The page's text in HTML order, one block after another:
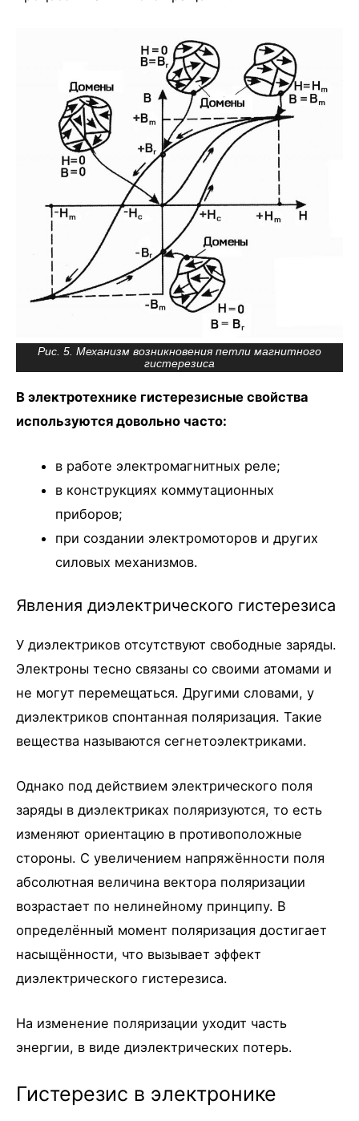
Рис. 5. Механизм возникновения петли магнитного
гистерезиса
В электротехнике гистерезисные свойства
используются довольно часто:
в работе электромагнитных реле;
в конструкциях коммутационных
приборов;
при создании электромоторов и других
силовых механизмов.
Явления диэлектрического гистерезиса
У диэлектриков отсутствуют свободные заряды.
Электроны тесно связаны со своими атомами и
не могут перемещаться. Другими словами, у
диэлектриков спонтанная поляризация. Такие
вещества называются сегнетоэлектриками.
Однако под действием электрического поля
заряды в диэлектриках поляризуются, то есть
изменяют ориентацию в противоположные
стороны. С увеличением напряжённости поля
абсолютная величина вектора поляризации
возрастает по нелинейному принципу. В
определённый момент поляризация достигает
насыщённости, что вызывает эффект
диэлектрического гистерезиса.
На изменение поляризации уходит часть
энергии, в виде диэлектрических потерь.
Гистерезис в электронике